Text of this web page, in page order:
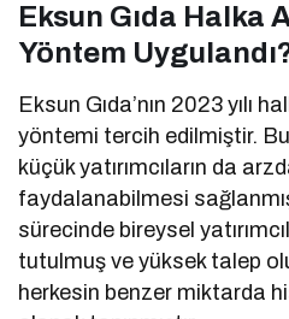
Eksun Gıda Halka
Yöntem
Eksun Gıda’nın 2023 yılı
yöntemi tercih edilmiştir.
küçük yatırımcıların da
faydalanabilmesi
sürecinde bireysel
tutulmuş ve yüksek talep
herkesin benzer miktarda